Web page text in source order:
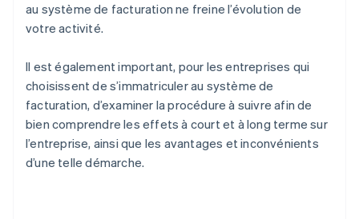
au système de facturation ne freine l’évolution de
votre activité.
Il est également important, pour les entreprises qui
choisissent de s’immatriculer au système de
facturation, d’examiner la procédure à suivre afin de
bien comprendre les effets à court et à long terme sur
l’entreprise, ainsi que les avantages et inconvénients
d’une telle démarche.